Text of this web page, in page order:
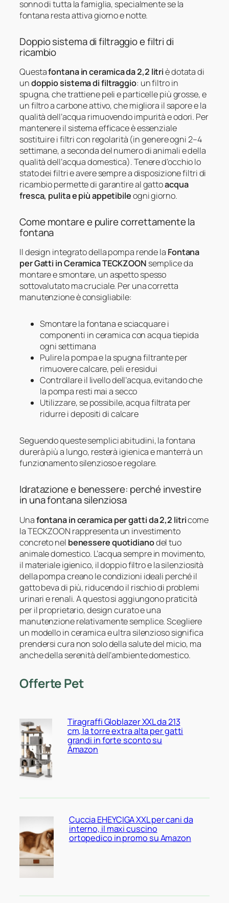
sonno di tutta la famiglia, specialmente se la
fontana resta attiva giorno e notte.
Doppio sistema di filtraggio e filtri di
ricambio
Questafontana in ceramica da 2,2 litriè dotata di
undoppio sistema di filtraggio: un filtro in
spugna, che trattiene peli e particelle più grosse, e
un filtro a carbone attivo, che migliora il sapore e la
qualità dell’acqua rimuovendo impurità e odori. Per
mantenere il sistema efficace è essenziale
sostituire i filtri con regolarità (in genere ogni 2–4
settimane, a seconda del numero di animali e della
qualità dell’acqua domestica). Tenere d’occhio lo
stato dei filtri e avere sempre a disposizione filtri di
ricambio permette di garantire al gattoacqua
fresca, pulita e più appetibileogni giorno.
Come montare e pulire correttamente la
fontana
Il design integrato della pompa rende la Fontana
per Gatti in Ceramica TECKZOON semplice da
montare e smontare, un aspetto spesso
sottovalutato ma cruciale. Per una corretta
manutenzione è consigliabile:
Smontare la fontana e sciacquare i
componenti in ceramica con acqua tiepida
ogni settimana
Pulire la pompa e la spugna filtrante per
rimuovere calcare, peli e residui
Controllare il livello dell’acqua, evitando che
la pompa resti mai a secco
Utilizzare, se possibile, acqua filtrata per
ridurre i depositi di calcare
Seguendo queste semplici abitudini, la fontana
durerà più a lungo, resterà igienica e manterrà un
funzionamento silenzioso e regolare.
Idratazione e benessere: perché investire
in una fontana silenziosa
Unafontana in ceramica per gatti da 2,2 litricome
la TECKZOON rappresenta un investimento
concreto nel benessere quotidianodel tuo
animale domestico. L’acqua sempre in movimento,
il materiale igienico, il doppio filtro e la silenziosità
della pompa creano le condizioni ideali perché il
gatto beva di più, riducendo il rischio di problemi
urinari e renali. A questo si aggiungono praticità
per il proprietario, design curato e una
manutenzione relativamente semplice. Scegliere
un modello in ceramica e ultra silenzioso significa
prendersi cura non solo della salute del micio, ma
anche della serenità dell’ambiente domestico.
Offerte Pet
Tiragraffi Globlazer XXL da 213
cm, la torre extra alta per gatti
grandi in forte sconto su
Amazon
Cuccia EHEYCIGA XXL per cani da
interno, il maxi cuscino
ortopedico in promo su Amazon